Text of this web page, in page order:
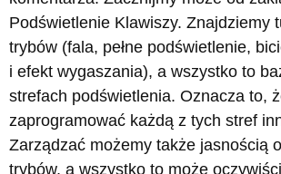
Podświetlenie Klawiszy. Znajdziemy
trybów (fala, pełne podświetlenie,
i efekt wygaszania), a wszystko to
strefach podświetlenia. Oznacza to,
zaprogramować każdą z tych stref
Zarządzać możemy także jasnością
trybów, a wszystko to może